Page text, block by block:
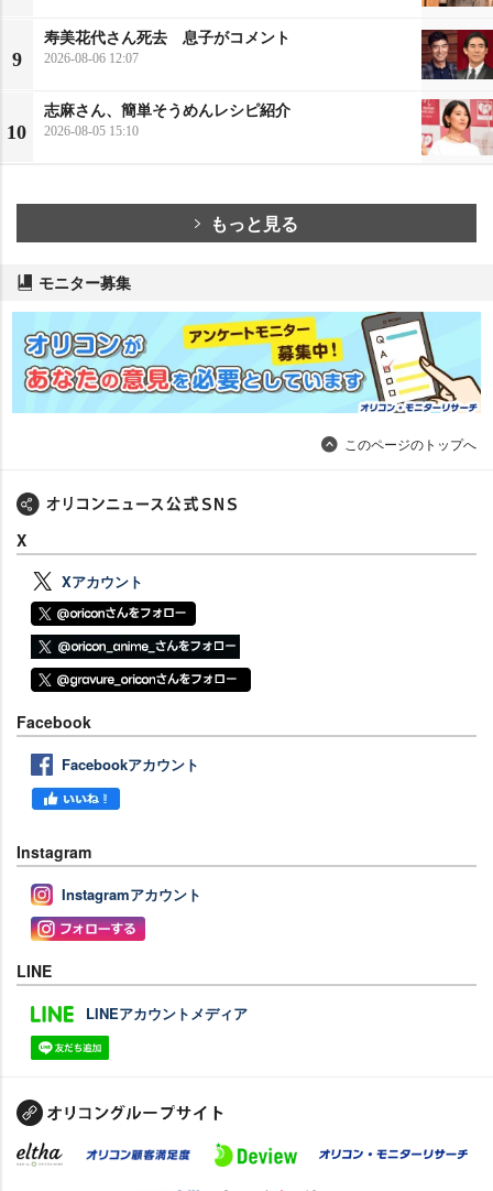
9
寿美花代さん死去 息子がコメント
2026-08-06 12:07
10
志麻さん、簡単そうめんレシピ紹介
2026-08-05 15:10
もっと見る
モニター募集
このページのトップへ
X
Xアカウント
Facebook
Facebookアカウント
Instagram
Instagramアカウント
LINE
LINEアカウントメディア